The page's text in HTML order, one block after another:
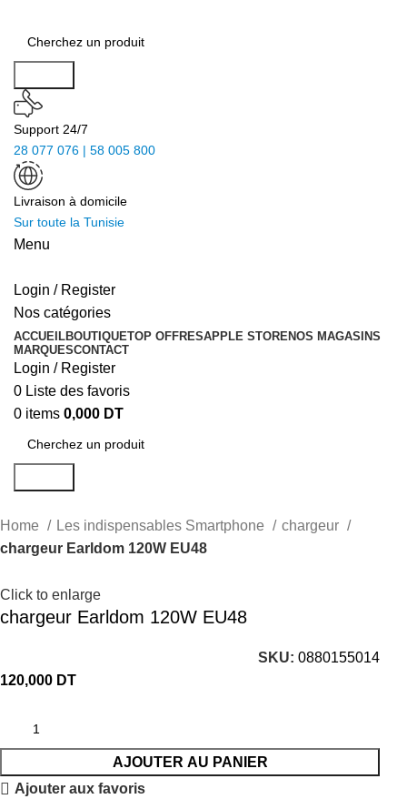
Support 24/7
28 077 076 | 58 005 800
Livraison à domicile
Sur toute la Tunisie
Menu
Login / Register
Nos catégories
ACCUEILBOUTIQUETOP OFFRESAPPLE STORENOS MAGASINS
MARQUESCONTACT
Login / Register
0 Liste des favoris
0 items 0,000 DT
Home Les indispensables Smartphone
chargeur
chargeur Earldom 120W EU48
Click to enlarge
chargeur Earldom 120W EU48
SKU:0880155014
120,000 DT
AJOUTER AU PANIER
Ajouter aux favoris